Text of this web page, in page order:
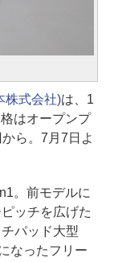
株式会社)は、1
はオープンプ
ら。7月7日よ
。前モデルに
ッチを広げた
パッド大型
なったフリー